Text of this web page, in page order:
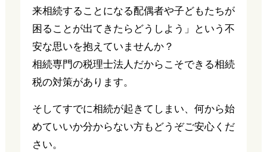
来相続することになる配偶者や子どもたちが
困ることが出てきたらどうしよう」という不
安な思いを抱えていませんか？
相続専門の税理士法人だからこそできる相続
税の対策があります。
そしてすでに相続が起きてしまい、何から始
めていいか分からない方もどうぞご安心くだ
さい。